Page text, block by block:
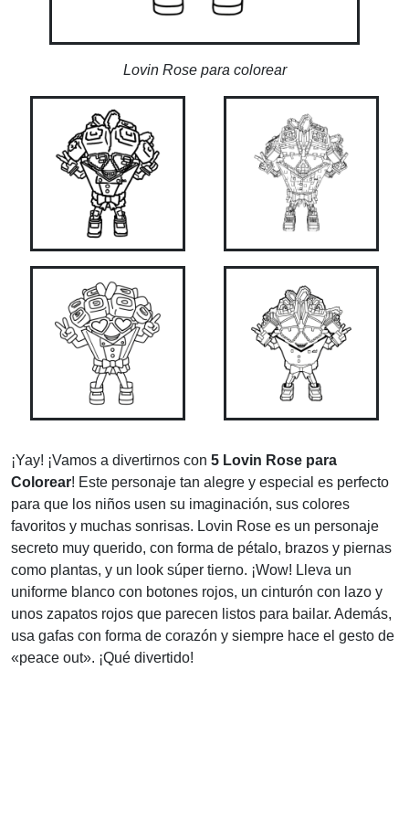
Lovin Rose para colorear
¡Yay! ¡Vamos a divertirnos con 5 Lovin Rose para
Colorear! Este personaje tan alegre y especial es perfecto
para que los niños usen su imaginación, sus colores
favoritos y muchas sonrisas. Lovin Rose es un personaje
secreto muy querido, con forma de pétalo, brazos y piernas
como plantas, y un look súper tierno. ¡Wow! Lleva un
uniforme blanco con botones rojos, un cinturón con lazo y
unos zapatos rojos que parecen listos para bailar. Además,
usa gafas con forma de corazón y siempre hace el gesto de
«peace out». ¡Qué divertido!